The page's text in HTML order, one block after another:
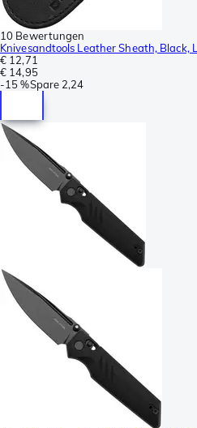
10 Bewertungen
Knivesandtools Leather Sheath, Black,
€ 12,71
€ 14,95
-15 %Spare 2,24